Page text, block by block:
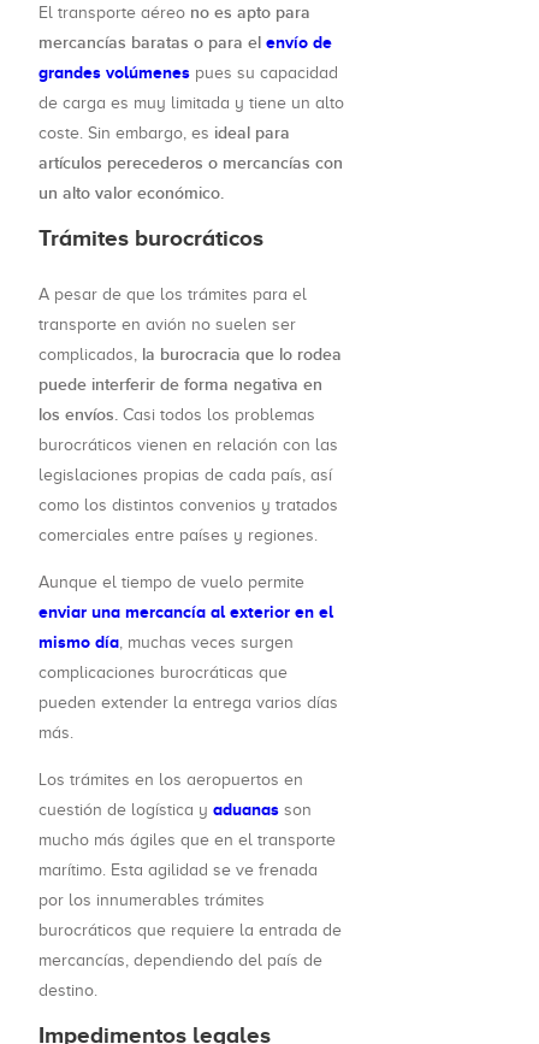
El transporte aéreo no es apto para
mercancías baratas o para el envío de
grandes volúmenes pues su capacidad
de carga es muy limitada y tiene un alto
coste. Sin embargo, es ideal para
artículos perecederos o mercancías con
un alto valor económico.
Trámites burocráticos
A pesar de que los trámites para el
transporte en avión no suelen ser
complicados, la burocracia que lo rodea
puede interferir de forma negativa en
los envíos. Casi todos los problemas
burocráticos vienen en relación con las
legislaciones propias de cada país, así
como los distintos convenios y tratados
comerciales entre países y regiones.
Aunque el tiempo de vuelo permite
enviar una mercancía al exterior en el
mismo día , muchas veces surgen
complicaciones burocráticas que
pueden extender la entrega varios días
más.
Los trámites en los aeropuertos en
cuestión de logística y aduanas son
mucho más ágiles que en el transporte
marítimo. Esta agilidad se ve frenada
por los innumerables trámites
burocráticos que requiere la entrada de
mercancías, dependiendo del país de
destino.
Impedimentos legales